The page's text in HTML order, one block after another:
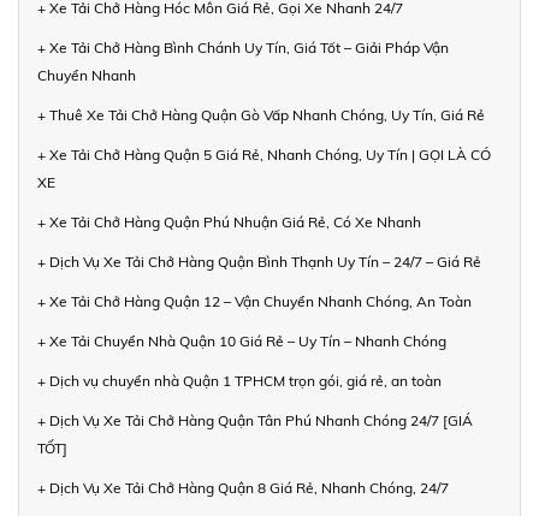
+ Xe Tải Chở Hàng Hóc Môn Giá Rẻ, Gọi Xe Nhanh 24/7
+ Xe Tải Chở Hàng Bình Chánh Uy Tín, Giá Tốt – Giải Pháp Vận
Chuyển Nhanh
+ Thuê Xe Tải Chở Hàng Quận Gò Vấp Nhanh Chóng, Uy Tín, Giá Rẻ
+ Xe Tải Chở Hàng Quận 5 Giá Rẻ, Nhanh Chóng, Uy Tín | GỌI LÀ CÓ
XE
+ Xe Tải Chở Hàng Quận Phú Nhuận Giá Rẻ, Có Xe Nhanh
+ Dịch Vụ Xe Tải Chở Hàng Quận Bình Thạnh Uy Tín – 24/7 – Giá Rẻ
+ Xe Tải Chở Hàng Quận 12 – Vận Chuyển Nhanh Chóng, An Toàn
+ Xe Tải Chuyển Nhà Quận 10 Giá Rẻ – Uy Tín – Nhanh Chóng
+ Dịch vụ chuyển nhà Quận 1 TPHCM trọn gói, giá rẻ, an toàn
+ Dịch Vụ Xe Tải Chở Hàng Quận Tân Phú Nhanh Chóng 24/7 [GIÁ
TỐT]
+ Dịch Vụ Xe Tải Chở Hàng Quận 8 Giá Rẻ, Nhanh Chóng, 24/7